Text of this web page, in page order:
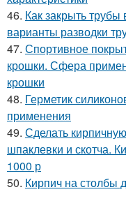
46. Как закрыть трубы
варианты разводки
47. Спортивное
крошки. Сфера
крошки
48. Герметик
применения
49. Сделать
шпаклевки и скотча.
1000 р
50. Кирпич на столбы